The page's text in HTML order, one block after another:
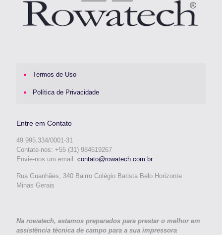
Termos de Uso
Política de Privacidade
Entre em Contato
49.995.334/0001-31
Contate-nos: +55 (31) 984619267
Envie-nos um email: contato@rowatech.com.br
Rua Guanhães, 340 Bairro Colégio Batista Belo Horizonte
Minas Gerais
Na rowatech, estamos preparados para prestar o melhor em
assistência técnica de campo para a sua impressora